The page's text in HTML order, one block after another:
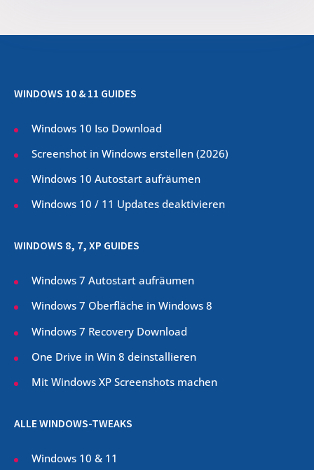
WINDOWS 10 & 11 GUIDES
Windows 10 Iso Download
Screenshot in Windows erstellen (2026)
Windows 10 Autostart aufräumen
Windows 10 / 11 Updates deaktivieren
WINDOWS 8, 7, XP GUIDES
Windows 7 Autostart aufräumen
Windows 7 Oberfläche in Windows 8
Windows 7 Recovery Download
One Drive in Win 8 deinstallieren
Mit Windows XP Screenshots machen
ALLE WINDOWS-TWEAKS
Windows 10 & 11